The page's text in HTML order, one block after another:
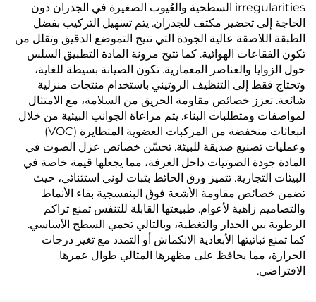
irregularities السطحية والعُيوب الصغيرة في الجدران دون
الحاجة إلى تحضير مكثف للجدران. يتم تسهيل التركيب بفضل
الطبقة اللاصقة عالية الجودة التي تتيح التموضع الدقيق وتقلل من
تكون الفقاعات الهوائية. كما تتيح مرونة المادة التطبيق السلس
حول الزوايا والعناصر المعمارية. تكون الصيانة بسيطة للغاية،
وتحتاج فقط إلى التنظيف الروتيني باستخدام منتجات منزلية
شائعة. تعزز خصائص مقاومة الحريق من السلامة، مع الامتثال
لمواصفات ومتطلبات البناء. يتم مراعاة الجوانب البيئية من خلال
انبعاثات منخفضة من المركبات العضوية المتطايرة (VOC)
وعمليات تصنيع صديقة للبيئة. تحسّن خصائص عزل الصوت في
المادة جودة الصوتيات داخل الغرفة، مما يجعلها قيمة خاصة في
البيئات التجارية. تتميز ورق الحائط بثبات لوني استثنائي، حيث
تضمن خصائص مقاومة الأشعة فوق البنفسجية بقاء الأنماط
والتصاميم زاهية لأعوام. طبيعتها القابلة للتنفس تمنع تراكم
الرطوبة بين الجدار والتغطية، وبالتالي تحمي السطح الأساسي.
كما تمنع ثباتيتها الأبعادية الانكماش أو التمدد مع تغير درجات
الحرارة، مما يحافظ على مظهرها المثالي طوال عمرها
الافتراضي.